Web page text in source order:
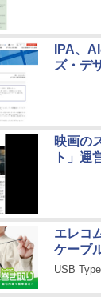
IPA、
ズ・デ
映画の
ト」運
エレコ
ケーブ
USB